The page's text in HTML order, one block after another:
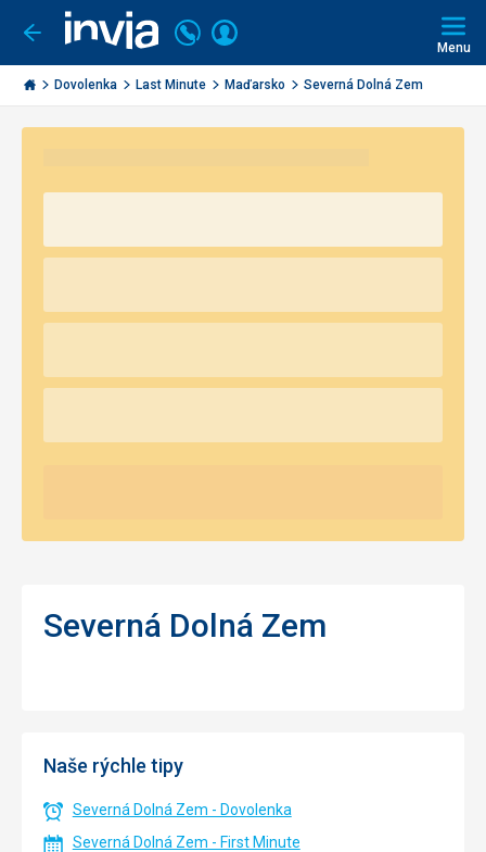
Ísť
späť
Invia.sk
Volajte
+421
2
3221
Prihlásiť
Menu
Dovolenka Last Minute Maďarsko Severná Dolná Zem
Severná Dolná Zem
Naše rýchle tipy
Severná Dolná Zem - Dovolenka
Severná Dolná Zem - First Minute